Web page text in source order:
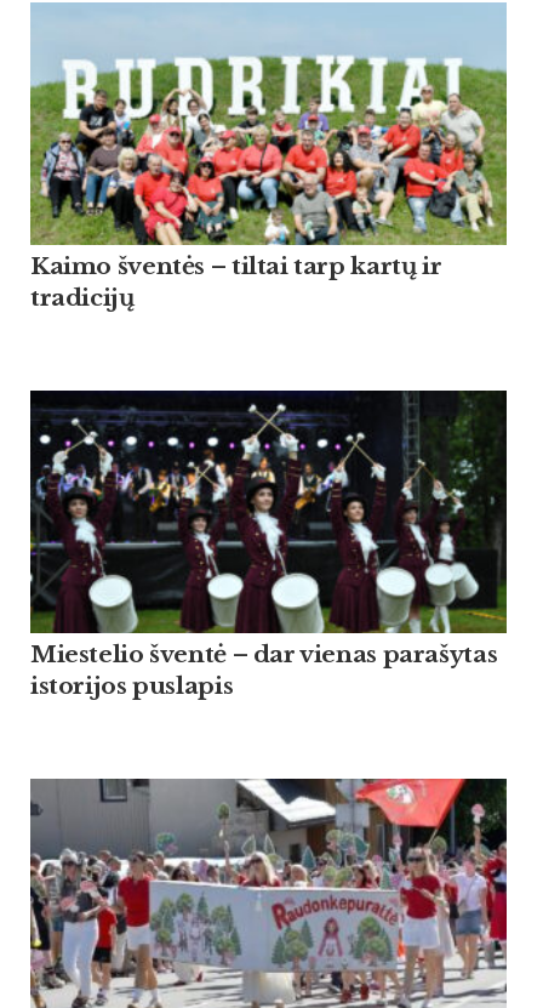
Kaimo šventės – tiltai tarp kartų ir
tradicijų
Miestelio šventė – dar vienas parašytas
istorijos puslapis